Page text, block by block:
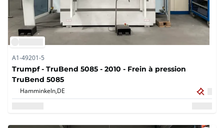
A1-49201-5
Trumpf - TruBend 5085 - 2010 - Frein à pression
TruBend 5085
Hamminkeln,DE